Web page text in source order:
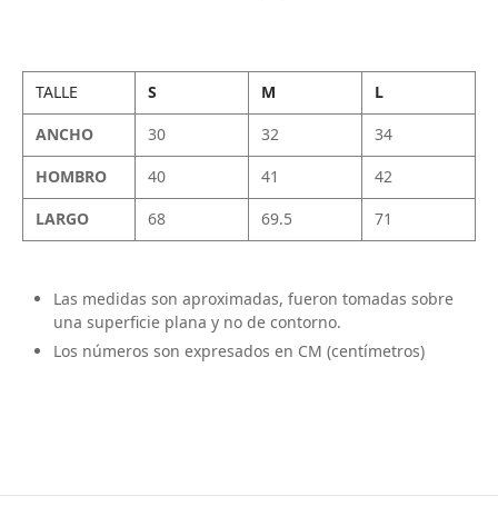
TALLE S M
L
ANCHO
30 32
34
HOMBRO
40 41
42
LARGO
68 69.5 71
Las medidas son aproximadas, fueron tomadas sobre
una superficie plana y no de contorno.
Los números son expresados en CM (centímetros)